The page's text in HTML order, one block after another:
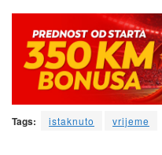
Tags: istaknuto vrijeme